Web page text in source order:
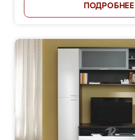
ПОДРОБНЕЕ